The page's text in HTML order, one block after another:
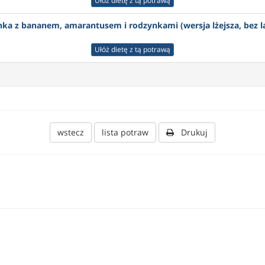
z bananem, amarantusem i rodzynkami (wersja lżejsza, bez
Ułóż dietę z tą potrawą
wstecz lista potraw Drukuj